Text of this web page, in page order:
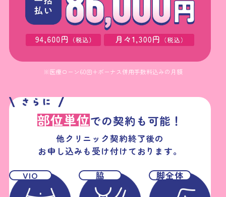
※医療ローン60回+ボーナス併用手数料込みの月額
部位単位での契約も可能！
他クリニック契約終了後の
お申し込みも受け付けております。
VIO 脇 脚全体